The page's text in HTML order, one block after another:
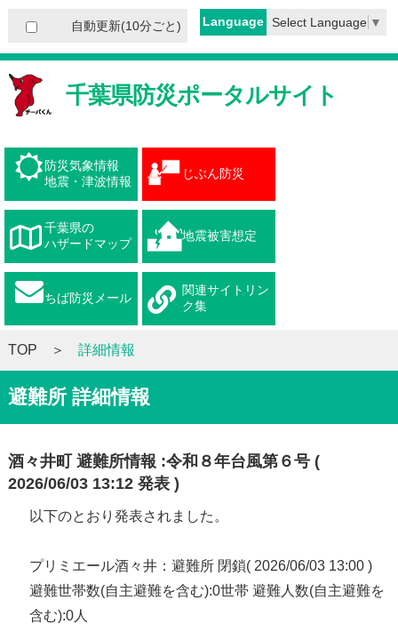
自動更新(10分ごと) Language Select Language ▼
千葉県防災ポータルサイト
防災気象情報
地震・津波情報
じぶん防災
千葉県の
ハザードマップ
地震被害想定
ちば防災メール
関連サイトリン
ク集
TOP 詳細情報
避難所 詳細情報
酒々井町 避難所情報 :令和８年台風第６号 (
2026/06/03 13:12 発表 )
以下のとおり発表されました。
プリミエール酒々井：避難所 閉鎖( 2026/06/03 13:00 )
避難世帯数(自主避難を含む):0世帯 避難人数(自主避難を
含む):0人